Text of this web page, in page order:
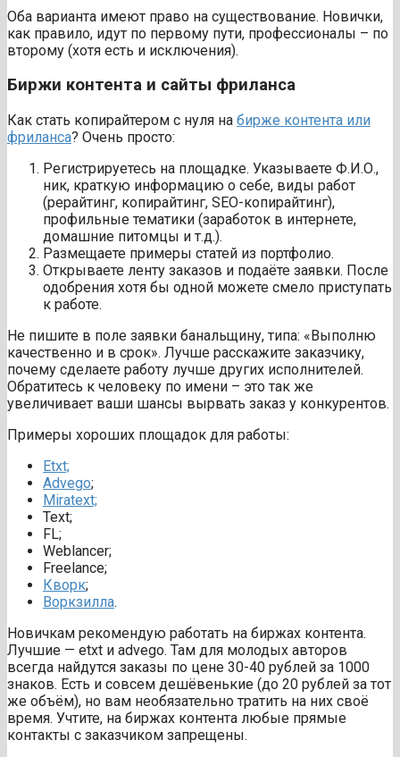
Оба варианта имеют право на существование. Новички,
как правило, идут по первому пути, профессионалы – по
второму (хотя есть и исключения).
Биржи контента и сайты фриланса
Как стать копирайтером с нуля на бирже контента или
фриланса? Очень просто:
Регистрируетесь на площадке. Указываете Ф.И.О.,
ник, краткую информацию о себе, виды работ
(рерайтинг, копирайтинг, SEO-копирайтинг),
профильные тематики (заработок в интернете,
домашние питомцы и т.д.).
Размещаете примеры статей из портфолио.
Открываете ленту заказов и подаёте заявки. После
одобрения хотя бы одной можете смело приступать
к работе.
Не пишите в поле заявки банальщину, типа: «Выполню
качественно и в срок». Лучше расскажите заказчику,
почему сделаете работу лучше других исполнителей.
Обратитесь к человеку по имени – это так же
увеличивает ваши шансы вырвать заказ у конкурентов.
Примеры хороших площадок для работы:
Etxt;
Advego;
Miratext;
Text;
FL;
Weblancer;
Freelance;
Кворк;
Воркзилла.
Новичкам рекомендую работать на биржах контента.
Лучшие — etxt и advego. Там для молодых авторов
всегда найдутся заказы по цене 30-40 рублей за 1000
знаков. Есть и совсем дешёвенькие (до 20 рублей за тот
же объём), но вам необязательно тратить на них своё
время. Учтите, на биржах контента любые прямые
контакты с заказчиком запрещены.